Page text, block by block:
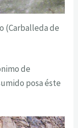
(Carballeda de
de
posa éste